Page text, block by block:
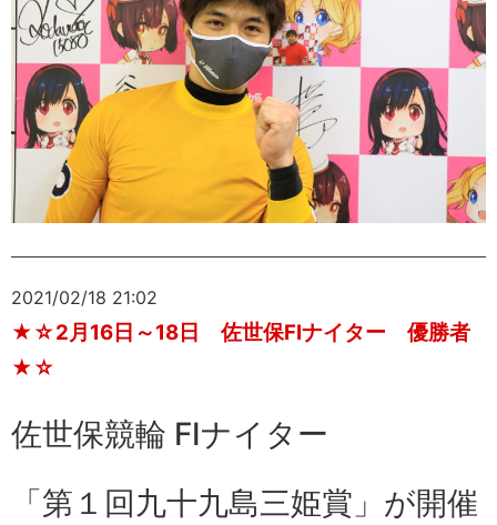
2021/02/18 21:02
★☆2月16日～18日 佐世保FⅠナイター 優勝者
★☆
佐世保競輪 FⅠナイター
「第１回九十九島三姫賞 」が開催